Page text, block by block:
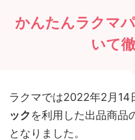
かんたんラクマ
いて
ラクマでは2022年2月14
ックを利用した出品商品
となりました。